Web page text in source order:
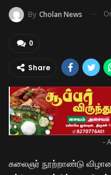
By Cholan News
0
Share
-
கலைஞர் நூற்றாண்டு